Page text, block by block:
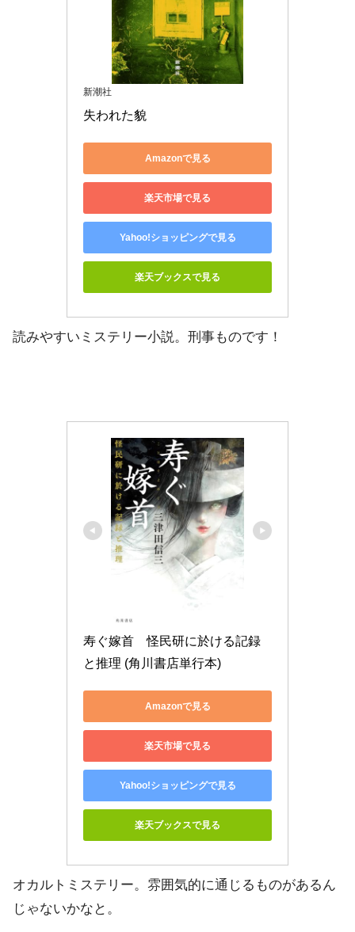
新潮社
失われた貌
Amazonで見る
楽天市場で見る
Yahoo!ショッピングで見る
楽天ブックスで見る
読みやすいミステリー小説。刑事ものです！
寿ぐ嫁首　怪民研に於ける記録
と推理 (角川書店単行本)
Amazonで見る
楽天市場で見る
Yahoo!ショッピングで見る
楽天ブックスで見る
オカルトミステリー。雰囲気的に通じるものがあるん
じゃないかなと。